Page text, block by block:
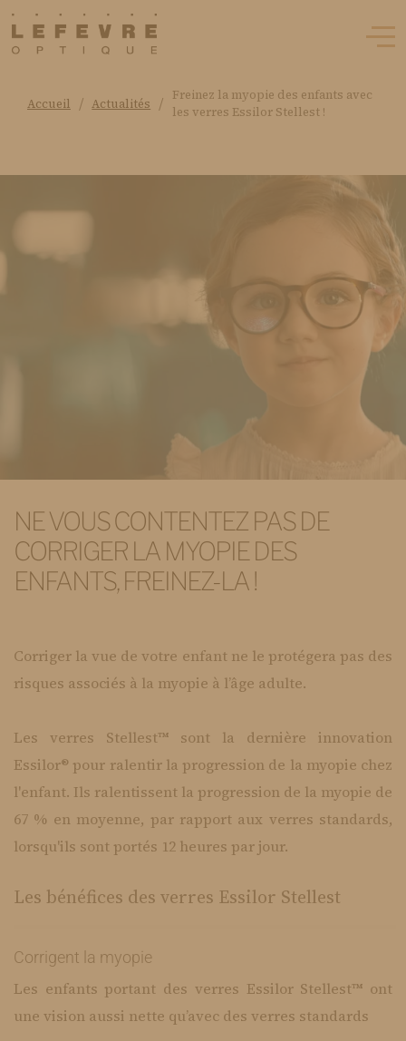
Accueil / Actualités /
Freinez la myopie des enfants avec
les verres Essilor Stellest !
NE VOUS CONTENTEZ PAS DE
CORRIGER LA MYOPIE DES
ENFANTS, FREINEZ-LA !
Corriger la vue de votre enfant ne le protégera pas des
risques associés à la myopie à l’âge adulte.
Les verres Stellest™ sont la dernière innovation
Essilor® pour ralentir la progression de la myopie chez
l'enfant. Ils ralentissent la progression de la myopie de
67 % en moyenne, par rapport aux verres standards,
lorsqu'ils sont portés 12 heures par jour.
Les bénéfices des verres Essilor Stellest
Corrigent la myopie
Les enfants portant des verres Essilor Stellest™ ont
une vision aussi nette qu’avec des verres standards